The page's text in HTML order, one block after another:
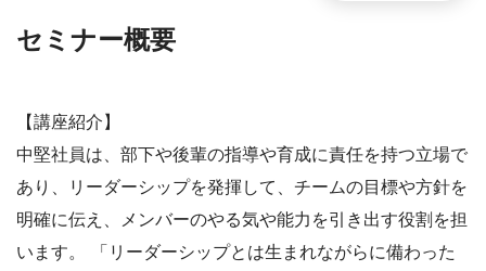
セミナー概要
【講座紹介】
中堅社員は、部下や後輩の指導や育成に責任を持つ立場で
あり、リーダーシップを発揮して、チームの目標や方針を
明確に伝え、メンバーのやる気や能力を引き出す役割を担
います。 「リーダーシップとは生まれながらに備わった